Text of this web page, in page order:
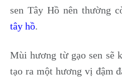
sen Tây Hồ nên thường
tây hồ.
Mùi hương từ gạo sen sẽ
tạo ra một hương vị đậm